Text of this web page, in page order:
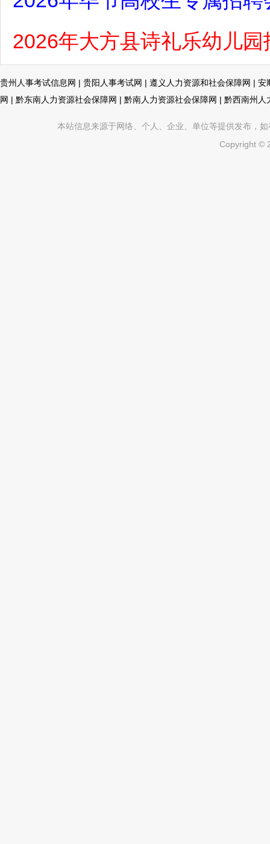
2026年大方县诗礼乐幼儿园
贵州人事考试信息网 | 贵阳人事考试网 | 遵义人力资源和社会保障网 | 安
网 | 黔东南人力资源社会保障网 | 黔南人力资源社会保障网 | 黔西南州人
本站信息来源于网络、个人、企业、单位等提供发布，
Copyright ©